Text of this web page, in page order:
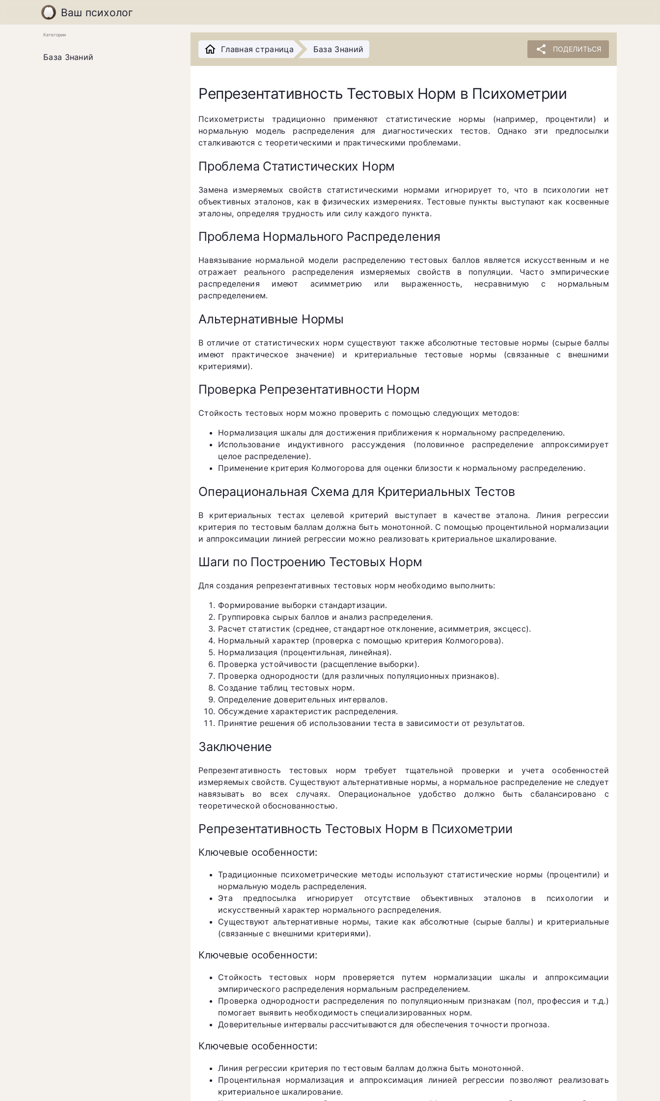
Ваш психолог
Категории
База Знаний
Главная страница База Знаний share ПОДЕЛИТЬСЯ
Репрезентативность Тестовых Норм в Психометрии
Психометристы традиционно применяют статистические нормы (например, процентили) и
нормальную модель распределения для диагностических тестов. Однако эти предпосылки
сталкиваются с теоретическими и практическими проблемами.
Проблема Статистических Норм
Замена измеряемых свойств статистическими нормами игнорирует то, что в психологии нет
объективных эталонов, как в физических измерениях. Тестовые пункты выступают как косвенные
эталоны, определяя трудность или силу каждого пункта.
Проблема Нормального Распределения
Навязывание нормальной модели распределению тестовых баллов является искусственным и не
отражает реального распределения измеряемых свойств в популяции. Часто эмпирические
распределения имеют асимметрию или выраженность, несравнимую с нормальным
распределением.
Альтернативные Нормы
В отличие от статистических норм существуют также абсолютные тестовые нормы (сырые баллы
имеют практическое значение) и критериальные тестовые нормы (связанные с внешними
критериями).
Проверка Репрезентативности Норм
Стойкость тестовых норм можно проверить с помощью следующих методов:
Нормализация шкалы для достижения приближения к нормальному распределению.
Использование индуктивного рассуждения (половинное распределение аппроксимирует
целое распределение).
Применение критерия Колмогорова для оценки близости к нормальному распределению.
Операциональная Схема для Критериальных Тестов
В критериальных тестах целевой критерий выступает в качестве эталона. Линия регрессии
критерия по тестовым баллам должна быть монотонной. С помощью процентильной нормализации
и аппроксимации линией регрессии можно реализовать критериальное шкалирование.
Шаги по Построению Тестовых Норм
Для создания репрезентативных тестовых норм необходимо выполнить:
Формирование выборки стандартизации.
Группировка сырых баллов и анализ распределения.
Расчет статистик (среднее, стандартное отклонение, асимметрия, эксцесс).
Нормальный характер (проверка с помощью критерия Колмогорова).
Нормализация (процентильная, линейная).
Проверка устойчивости (расщепление выборки).
Проверка однородности (для различных популяционных признаков).
Создание таблиц тестовых норм.
Определение доверительных интервалов.
Обсуждение характеристик распределения.
Принятие решения об использовании теста в зависимости от результатов.
Заключение
Репрезентативность тестовых норм требует тщательной проверки и учета особенностей
измеряемых свойств. Существуют альтернативные нормы, а нормальное распределение не следует
навязывать во всех случаях. Операциональное удобство должно быть сбалансировано с
теоретической обоснованностью.
Репрезентативность Тестовых Норм в Психометрии
Ключевые особенности:
Традиционные психометрические методы используют статистические нормы (процентили) и
нормальную модель распределения.
Эта предпосылка игнорирует отсутствие объективных эталонов в психологии и
искусственный характер нормального распределения.
Существуют альтернативные нормы, такие как абсолютные (сырые баллы) и критериальные
(связанные с внешними критериями).
Ключевые особенности:
Стойкость тестовых норм проверяется путем нормализации шкалы и аппроксимации
эмпирического распределения нормальным распределением.
Проверка однородности распределения по популяционным признакам (пол, профессия и т.д.)
помогает выявить необходимость специализированных норм.
Доверительные интервалы рассчитываются для обеспечения точности прогноза.
Ключевые особенности:
Линия регрессии критерия по тестовым баллам должна быть монотонной.
Процентильная нормализация и аппроксимация линией регрессии позволяют реализовать
критериальное шкалирование.